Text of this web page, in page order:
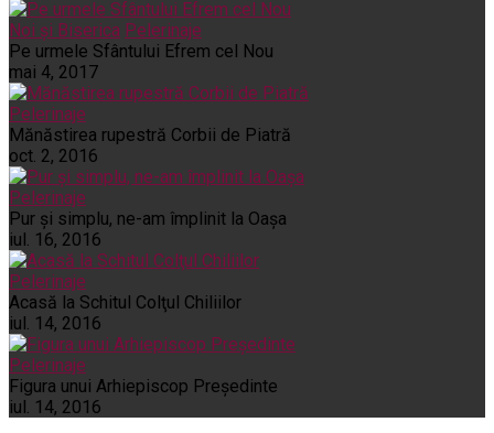
Noi și Biserica Pelerinaje
Pe urmele Sfântului Efrem cel Nou
mai 4, 2017
Pelerinaje
Mănăstirea rupestră Corbii de Piatră
oct. 2, 2016
Pelerinaje
Pur şi simplu, ne-am împlinit la Oaşa
iul. 16, 2016
Pelerinaje
Acasă la Schitul Colţul Chiliilor
iul. 14, 2016
Pelerinaje
Figura unui Arhiepiscop Preşedinte
iul. 14, 2016